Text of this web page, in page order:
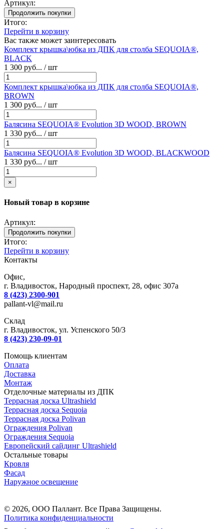
Артикул:
Продолжить покупки
Итого:
Перейти в корзину
Вас также может заинтересовать
Комплект крышка\юбка из ДПК для столба SEQUOIA®,
BLACK
1 300 руб... / шт
Комплект крышка\юбка из ДПК для столба SEQUOIA®,
BROWN
1 300 руб... / шт
Балясина SEQUOIA® Evolution 3D WOOD, BROWN
1 330 руб... / шт
Балясина SEQUOIA® Evolution 3D WOOD, BLACKWOOD
1 330 руб... / шт
×
Новый товар в корзине
Артикул:
Продолжить покупки
Итого:
Перейти в корзину
Контакты
Офис,
г. Владивосток, Народный проспект, 28, офис 307а
8 (423) 2300-901
pallant-vl@mail.ru
Склад
г. Владивосток, ул. Успенского 50/3
8 (423) 230-09-01
Помощь клиентам
Оплата
Доставка
Монтаж
Отделочные материалы из ДПК
Террасная доска Ultrashield
Террасная доска Sequoia
Террасная доска Polivan
Ограждения Polivan
Ограждения Sequoia
Европейский сайдинг Ultrashield
Остальные товары
Кровля
Фасад
Наружное освещение
© 2026, ООО Паллант. Все Права Защищены.
Политика конфиденциальности